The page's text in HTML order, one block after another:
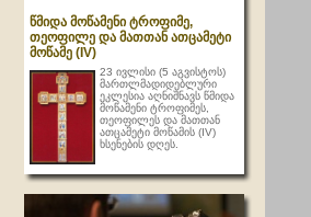
წმიდა მოწამენი ტროფიმე,
თეოფილე და მათთან ათცამეტი
მოწამე (IV)
23 ივლისი (5 აგვისტოს)
მართლმადიდებლური
ეკლესია აღნიშნავს წმიდა
მოწამენი ტროფიმეს,
თეოფილეს და მათთან
ათცამეტი მოწამის (IV)
ხსენების დღეს.